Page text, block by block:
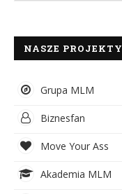
NASZE PROJEKTY
Grupa MLM
Biznesfan
Move Your Ass
Akademia MLM